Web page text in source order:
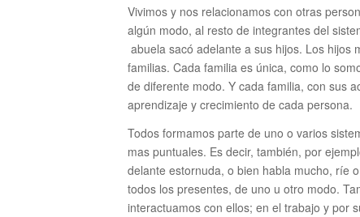
Vivimos y nos relacionamos con otras
algún modo, al resto de integrantes del
abuela sacó adelante a sus hijos. Los hijos
familias. Cada familia es única, como lo
de diferente modo. Y cada familia, con sus
aprendizaje y crecimiento de cada persona.
Todos formamos parte de uno o varios
mas puntuales. Es decir, también, por
delante estornuda, o bien habla mucho, ríe
todos los presentes, de uno u otro modo.
interactuamos con ellos; en el trabajo y por